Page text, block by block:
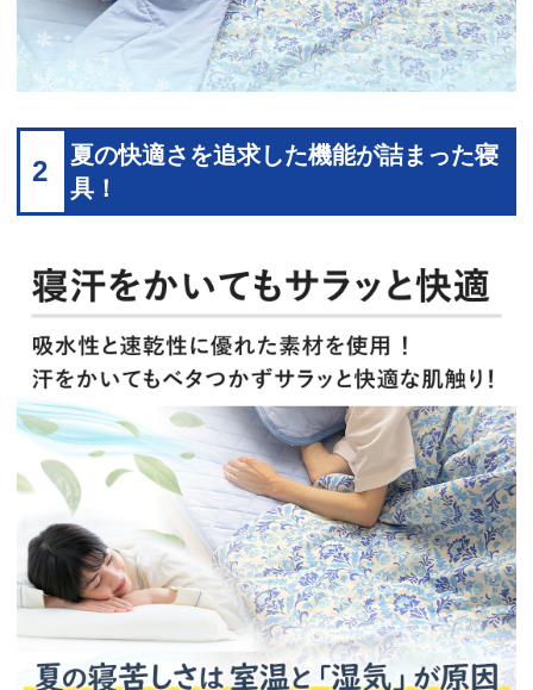
2
夏の快適さを追求した機能が詰まった寝
具！